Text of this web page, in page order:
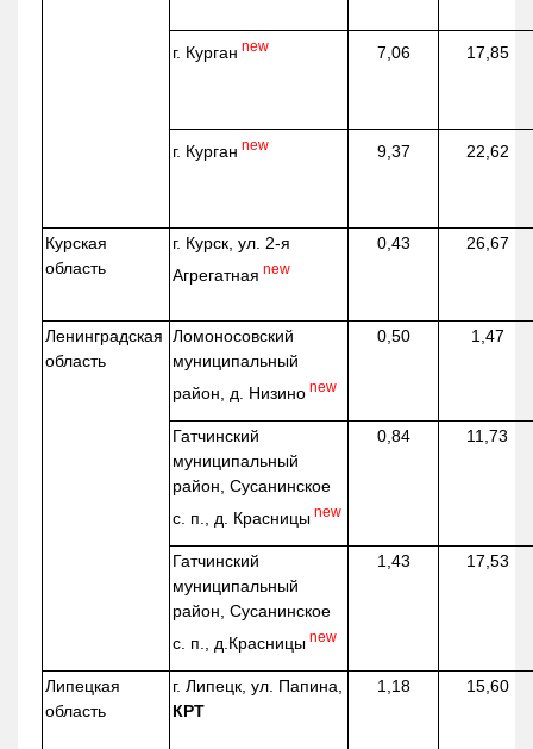
г. Курган new 7,06 17,85
г. Курган new 9,37 22,62
Курская
область
г. Курск, ул. 2-я
Агрегатная new
0,43 26,67
Ленинградская
область
Ломоносовский
муниципальный
район, д. Низино new
0,50 1,47
Гатчинский
муниципальный
район, Сусанинское
с. п., д. Красницы new
0,84 11,73
Гатчинский
муниципальный
район, Сусанинское
с. п., д.Красницы new
1,43 17,53
Липецкая
область
г. Липецк, ул. Папина,
КРТ
1,18 15,60